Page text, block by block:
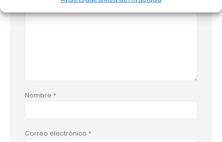
Nombre *
Correo electrónico *